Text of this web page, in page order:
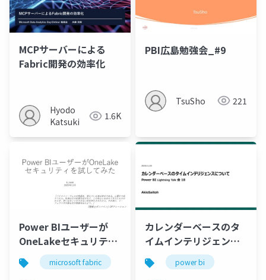
MCPサーバーによる
Fabric開発の効率化
Hyodo
Katsuki
1.6K
PBI広島勉強会_#9
TsuSho 221
Power BIユーザーが
OneLakeセキュリティ
を試してみたmicrosoft fabric power bi
カレンダーベースのタ
イムインテリジェンス
についてpower bi